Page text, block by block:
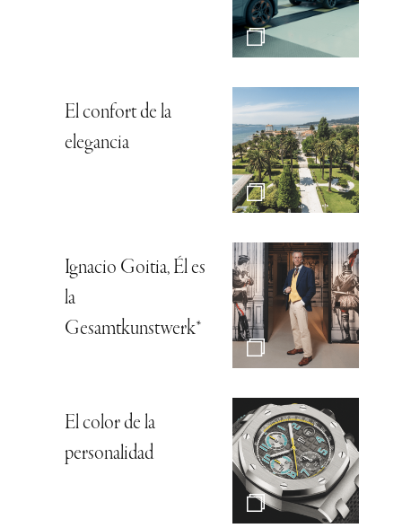
El confort de la
elegancia
Ignacio Goitia, Él es
la
Gesamtkunstwerk*
El color de la
personalidad